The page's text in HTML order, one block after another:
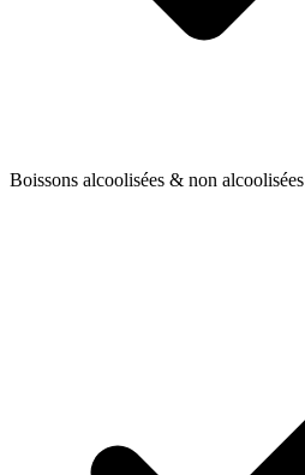
Boissons alcoolisées & non alcoolisées